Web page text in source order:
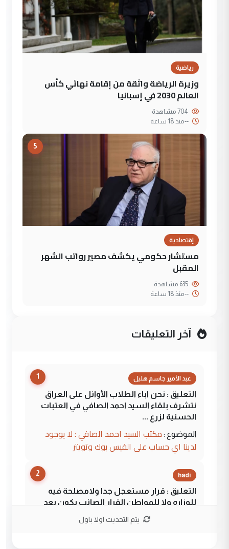
رياضية
وزيرة الرياضة واثقة من إقامة نهائي كأس
العالم 2030 في إسبانيا
--منذ 18 ساعة
5
إقتصادية
مستشار حكومي يكشف مصير رواتب الشهر
المقبل
--منذ 18 ساعة
آخر التعليقات
1 عبد الأمير جاسم هليل
التعليق : نحن اباء الطلاب الأوائل على العراق
نتشرف بلقاء السيد احمد الصافي في العتبات
الحسنية لزرع ...
الموضوع : مكتب السيد احمد الصافي : لا يوجود
لدينا اي حساب على الفيس بوك وتويتر
2 hadi
التعليق : قرار مستعجل جدا ولامصلحة فيه
للوزاره ولا للمواطن القرار الصائب يكون بعد
يتم التحديث اولا باول